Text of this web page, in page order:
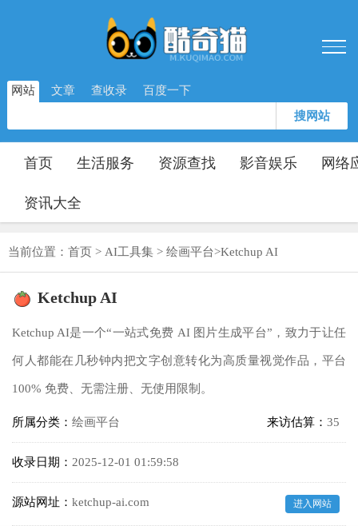
网站 文章 查收录 百度一下
搜网站
首页 生活服务 资源查找 影音娱乐 网络
资讯大全
当前位置： 首页 > AI工具集 > 绘画平台>Ketchup AI
Ketchup AI
Ketchup AI是一个“一站式免费 AI 图片生成平台”，致力于让任
何人都能在几秒钟内把文字创意转化为高质量视觉作品，平台
100% 免费、无需注册、无使用限制。
所属分类： 绘画平台 来访估算： 35
收录日期： 2025-12-01 01:59:58
源站网址： ketchup-ai.com 进入网站